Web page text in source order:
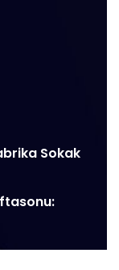
Sokak